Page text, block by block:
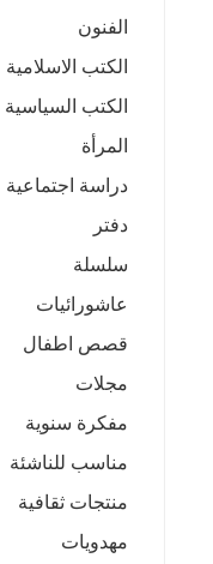
الفنون
الكتب الاسلامية
الكتب السياسية
المرأة
دراسة اجتماعية
دفتر
سلسلة
عاشورائيات
قصص اطفال
مجلات
مفكرة سنوية
مناسب للناشئة
منتجات ثقافية
مهدويات